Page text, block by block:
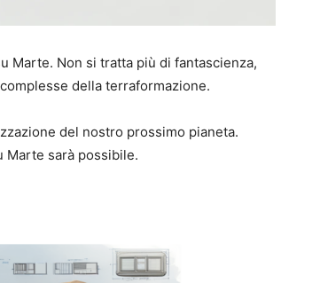
Marte. Non si tratta più di fantascienza,
della terraformazione.
del nostro prossimo pianeta.
Marte sarà possibile.